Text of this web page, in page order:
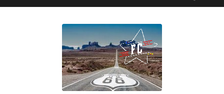
mobile